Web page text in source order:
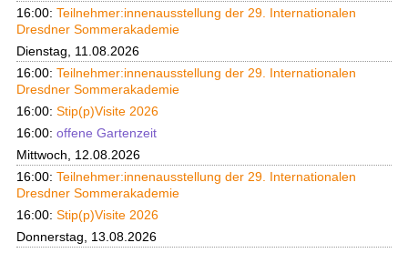
16:00: Teilnehmer:innenausstellung der 29. Internationalen
Dresdner Sommerakademie
Dienstag, 11.08.2026
16:00: Teilnehmer:innenausstellung der 29. Internationalen
Dresdner Sommerakademie
16:00: Stip(p)Visite 2026
16:00: offene Gartenzeit
Mittwoch, 12.08.2026
16:00: Teilnehmer:innenausstellung der 29. Internationalen
Dresdner Sommerakademie
16:00: Stip(p)Visite 2026
Donnerstag, 13.08.2026